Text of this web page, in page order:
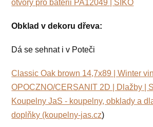
otvory pro baterii PA12049 | SIKO
Obklad v dekoru dřeva:
Dá se sehnat i v Poteči
Classic Oak brown 14,7x89 | Winter
OPOCZNO/CERSANIT 2D | Dlažby |
Koupelny JaS - koupelny, obklady a
doplňky (koupelny-jas.cz)